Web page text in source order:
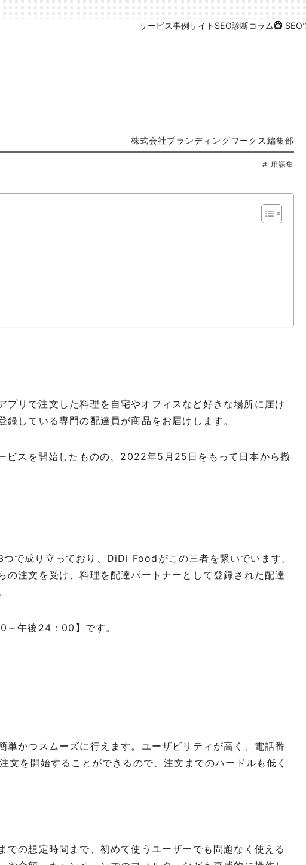
サービス事例サイトSEO診断コラム SEO
株式会社ブランディングワークス編集部
# 用語集
プリで注文した料理を自宅やオフィスなど好きな場所に届け
している専門の配達員が商品をお届けします。
スを開始したものの、2022年5月25日をもって日本から撤
で成り立っており、DiDi Foodがこの三者を繋いでいます。
の注文を受け、料理を配達パートナーとして登録された配達
午後24：00】です。
単かつスムーズに行えます。ユーザビリティが高く、電話番
文を開始することができるので、注文までのハードルも低く
の想定時間まで、初めて使うユーザーでも問題なく使える